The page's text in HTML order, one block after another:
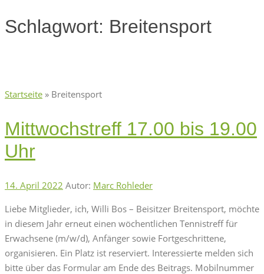
Schlagwort: Breitensport
Startseite » Breitensport
Mittwochstreff 17.00 bis 19.00
Uhr
14. April 2022 Autor: Marc Rohleder
Liebe Mitglieder, ich, Willi Bos – Beisitzer Breitensport, möchte
in diesem Jahr erneut einen wöchentlichen Tennistreff für
Erwachsene (m/w/d), Anfänger sowie Fortgeschrittene,
organisieren. Ein Platz ist reserviert. Interessierte melden sich
bitte über das Formular am Ende des Beitrags. Mobilnummer